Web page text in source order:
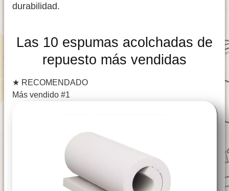
durabilidad.
Las 10 espumas acolchadas de
repuesto más vendidas
★ RECOMENDADO
Más vendido #1